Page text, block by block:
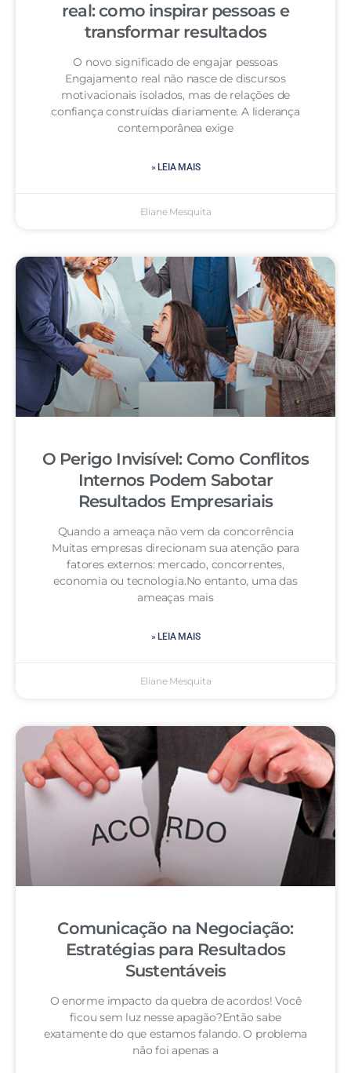
real: como inspirar pessoas e
transformar resultados
O novo significado de engajar pessoas
Engajamento real não nasce de discursos
motivacionais isolados, mas de relações de
confiança construídas diariamente. A liderança
contemporânea exige
» LEIA MAIS
Eliane Mesquita
O Perigo Invisível: Como Conflitos
Internos Podem Sabotar
Resultados Empresariais
Quando a ameaça não vem da concorrência
Muitas empresas direcionam sua atenção para
fatores externos: mercado, concorrentes,
economia ou tecnologia.No entanto, uma das
ameaças mais
» LEIA MAIS
Eliane Mesquita
Comunicação na Negociação:
Estratégias para Resultados
Sustentáveis
O enorme impacto da quebra de acordos! Você
ficou sem luz nesse apagão?Então sabe
exatamente do que estamos falando. O problema
não foi apenas a